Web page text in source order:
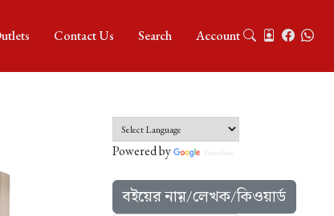
Contact Us Search Account
Powered by Translate
বইয়ের নাম়/লেখক/কিওয়ার্ড